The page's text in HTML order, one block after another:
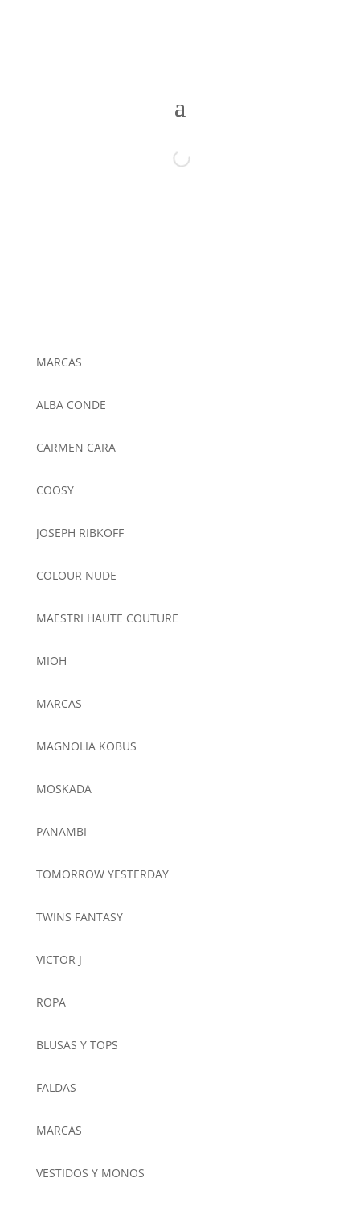
MARCAS
ALBA CONDE
CARMEN CARA
COOSY
JOSEPH RIBKOFF
COLOUR NUDE
MAESTRI HAUTE COUTURE
MIOH
MARCAS
MAGNOLIA KOBUS
MOSKADA
PANAMBI
TOMORROW YESTERDAY
TWINS FANTASY
VICTOR J
ROPA
BLUSAS Y TOPS
FALDAS
MARCAS
VESTIDOS Y MONOS